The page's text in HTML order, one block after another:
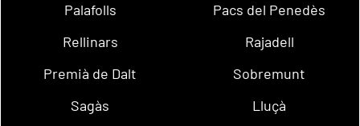
Palafolls
Pacs del Penedès
Rellinars
Rajadell
Premià de Dalt
Sobremunt
Sagàs
Lluçà